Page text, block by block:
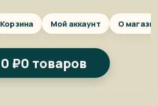
Корзина Мой аккаунт О
0 ₽0 товаров